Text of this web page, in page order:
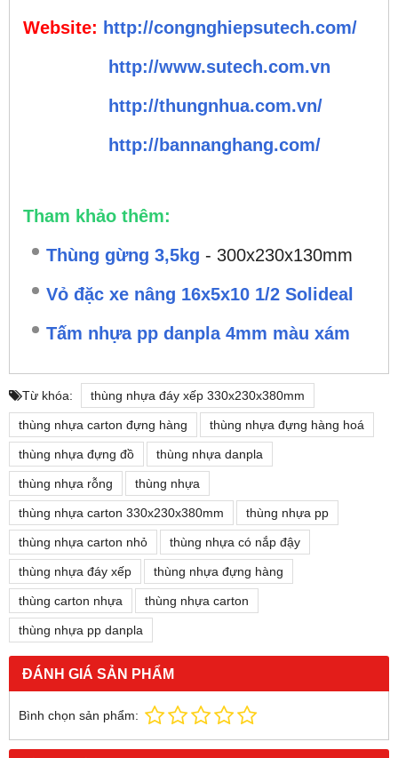
Website: http://congnghiepsutech.com/
http://www.sutech.com.vn
http://thungnhua.com.vn/
http://bannanghang.com/
Tham khảo thêm:
Thùng gừng 3,5kg - 300x230x130mm
Vỏ đặc xe nâng 16x5x10 1/2 Solideal
Tấm nhựa pp danpla 4mm màu xám
Từ khóa: thùng nhựa đáy xếp 330x230x380mm
thùng nhựa carton đựng hàng thùng nhựa đựng hàng hoá
thùng nhựa đựng đồ thùng nhựa danpla
thùng nhựa rỗng thùng nhựa
thùng nhựa carton 330x230x380mm thùng nhựa pp
thùng nhựa carton nhỏ thùng nhựa có nắp đậy
thùng nhựa đáy xếp thùng nhựa đựng hàng
thùng carton nhựa thùng nhựa carton
thùng nhựa pp danpla
ĐÁNH GIÁ SẢN PHẨM
Bình chọn sản phẩm: